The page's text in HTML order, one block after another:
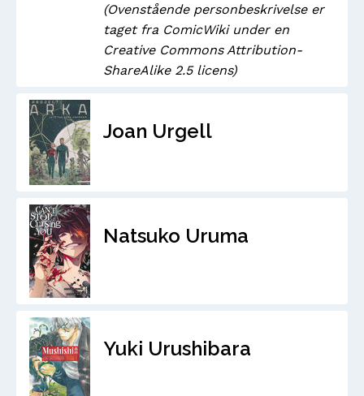
(Ovenstående personbeskrivelse er
taget fra ComicWiki under en
Creative Commons Attribution-
ShareAlike 2.5 licens)
Joan Urgell
Natsuko Uruma
Yuki Urushibara